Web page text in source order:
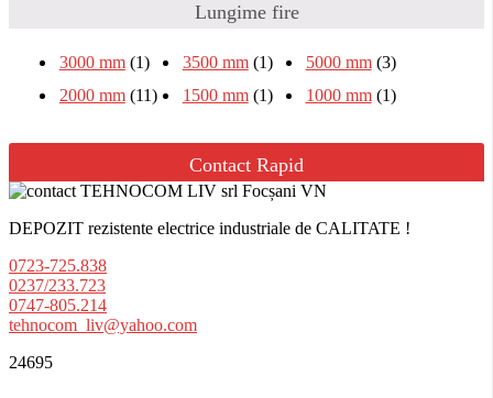
Lungime fire
3000 mm (1) 3500 mm (1) 5000 mm (3)
2000 mm (11) 1500 mm (1) 1000 mm (1)
Contact Rapid
DEPOZIT rezistente electrice industriale de CALITATE !
0723-725.838
0237/233.723
0747-805.214
tehnocom_liv@yahoo.com
24695